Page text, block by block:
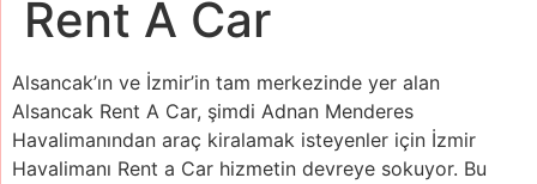
Rent A Car
Alsancak’ın ve İzmir’in tam merkezinde yer alan
Alsancak Rent A Car, şimdi Adnan Menderes
Havalimanından araç kiralamak isteyenler için İzmir
Havalimanı Rent a Car hizmetin devreye sokuyor. Bu